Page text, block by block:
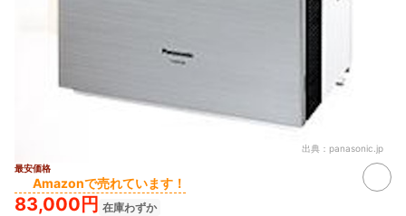
出典： panasonic.jp
最安価格
Amazonで売れています！
83,000円 在庫わずか